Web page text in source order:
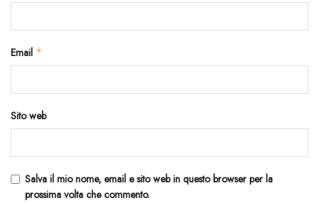
Email *
Sito web
Salva il mio nome, email e sito web in questo browser per la
prossima volta che commento.